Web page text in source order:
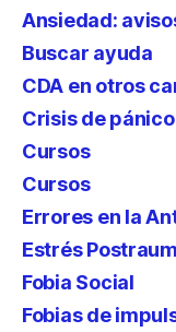
Ansiedad:
Buscar ayuda
CDA en otros
Crisis de
Cursos
Cursos
Errores en la
Estrés
Fobia Social
Fobias de